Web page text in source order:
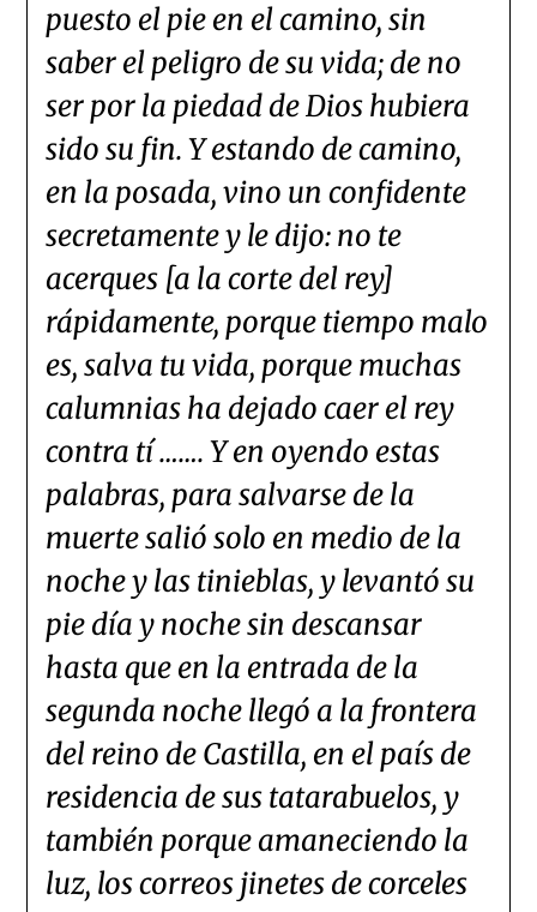
puesto el pie en el camino, sin
saber el peligro de su vida; de no
ser por la piedad de Dios hubiera
sido su fin. Y estando de camino,
en la posada, vino un confidente
secretamente y le dijo: no te
acerques [a la corte del rey]
rápidamente, porque tiempo malo
es, salva tu vida, porque muchas
calumnias ha dejado caer el rey
contra tí ……. Y en oyendo estas
palabras, para salvarse de la
muerte salió solo en medio de la
noche y las tinieblas, y levantó su
pie día y noche sin descansar
hasta que en la entrada de la
segunda noche llegó a la frontera
del reino de Castilla, en el país de
residencia de sus tatarabuelos, y
también porque amaneciendo la
luz, los correos jinetes de corceles